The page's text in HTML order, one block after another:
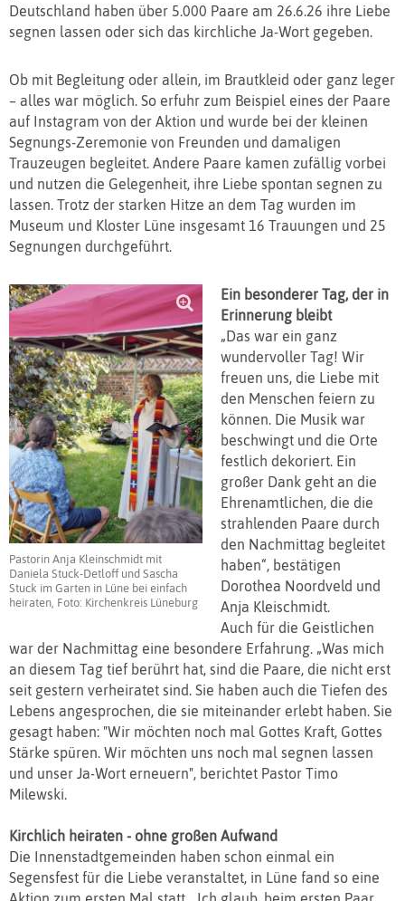
Deutschland haben über 5.000 Paare am 26.6.26 ihre Liebe
segnen lassen oder sich das kirchliche Ja-Wort gegeben.
Ob mit Begleitung oder allein, im Brautkleid oder ganz leger
– alles war möglich. So erfuhr zum Beispiel eines der Paare
auf Instagram von der Aktion und wurde bei der kleinen
Segnungs-Zeremonie von Freunden und damaligen
Trauzeugen begleitet. Andere Paare kamen zufällig vorbei
und nutzen die Gelegenheit, ihre Liebe spontan segnen zu
lassen. Trotz der starken Hitze an dem Tag wurden im
Museum und Kloster Lüne insgesamt 16 Trauungen und 25
Segnungen durchgeführt.
Pastorin Anja Kleinschmidt mit
Daniela Stuck-Detloff und Sascha
Stuck im Garten in Lüne bei einfach
heiraten, Foto: Kirchenkreis Lüneburg
Ein besonderer Tag, der in
Erinnerung bleibt
„Das war ein ganz
wundervoller Tag! Wir
freuen uns, die Liebe mit
den Menschen feiern zu
können. Die Musik war
beschwingt und die Orte
festlich dekoriert. Ein
großer Dank geht an die
Ehrenamtlichen, die die
strahlenden Paare durch
den Nachmittag begleitet
haben“, bestätigen
Dorothea Noordveld und
Anja Kleischmidt.
Auch für die Geistlichen
war der Nachmittag eine besondere Erfahrung. „Was mich
an diesem Tag tief berührt hat, sind die Paare, die nicht erst
seit gestern verheiratet sind. Sie haben auch die Tiefen des
Lebens angesprochen, die sie miteinander erlebt haben. Sie
gesagt haben: "Wir möchten noch mal Gottes Kraft, Gottes
Stärke spüren. Wir möchten uns noch mal segnen lassen
und unser Ja-Wort erneuern", berichtet Pastor Timo
Milewski.
Kirchlich heiraten - ohne großen Aufwand
Die Innenstadtgemeinden haben schon einmal ein
Segensfest für die Liebe veranstaltet, in Lüne fand so eine